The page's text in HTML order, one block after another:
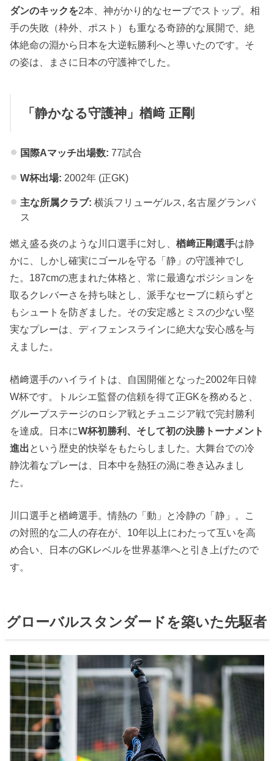
ダンのキックを2本、神がかり的なセーブでストップ。相
手の失敗（枠外、ポスト）も重なる奇跡的な展開で、絶
体絶命の淵から日本を大逆転勝利へと導いたのです。そ
の姿は、まさに日本の守護神でした。
「静かなる守護神」楢﨑 正剛
国際Aマッチ出場数: 77試合
W杯出場: 2002年 (正GK)
主な所属クラブ: 横浜フリューゲルス, 名古屋グランパ
ス
燃え盛る炎のような川口選手に対し、楢﨑正剛選手は静
かに、しかし確実にゴールを守る「静」の守護神でし
た。187cmの恵まれた体格と、常に最適なポジションを
取るクレバーさを持ち味とし、派手なセーブに頼らずと
もシュートを防ぎました。その安定感とミスの少ない堅
実なプレーは、ディフェンスラインに絶大な安心感を与
えました。
楢﨑選手のハイライトは、自国開催となった2002年日韓
W杯です。トルシエ監督の信頼を得て正GKを務めると、
グループステージのロシア戦とチュニジア戦で完封勝利
を達成。日本にW杯初勝利、そして初の決勝トーナメント
進出という歴史的快挙をもたらしました。大舞台での冷
静沈着なプレーは、日本中を熱狂の渦に巻き込みまし
た。
川口選手と楢﨑選手。情熱の「動」と冷静の「静」。こ
の対照的な二人の存在が、10年以上にわたって互いを高
め合い、日本のGKレベルを世界基準へと引き上げたので
す。
グローバルスタンダードを築いた先駆者